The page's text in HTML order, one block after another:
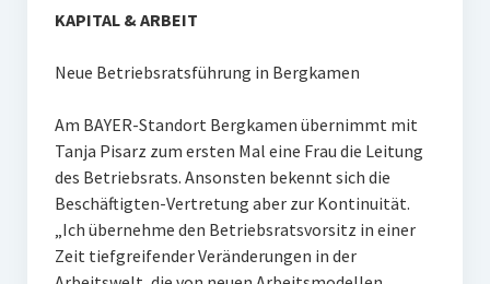
KAPITAL & ARBEIT
Neue Betriebsratsführung in Bergkamen
Am BAYER-Standort Bergkamen übernimmt mit
Tanja Pisarz zum ersten Mal eine Frau die Leitung
des Betriebsrats. Ansonsten bekennt sich die
Beschäftigten-Vertretung aber zur Kontinuität.
„Ich übernehme den Betriebsratsvorsitz in einer
Zeit tiefgreifender Veränderungen in der